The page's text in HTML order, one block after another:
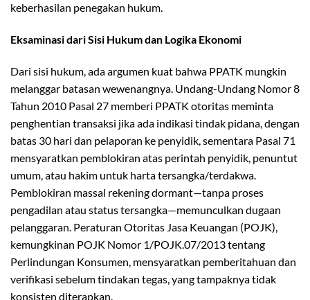
keberhasilan penegakan hukum.
Eksaminasi dari Sisi Hukum dan Logika Ekonomi
Dari sisi hukum, ada argumen kuat bahwa PPATK mungkin
melanggar batasan wewenangnya. Undang-Undang Nomor 8
Tahun 2010 Pasal 27 memberi PPATK otoritas meminta
penghentian transaksi jika ada indikasi tindak pidana, dengan
batas 30 hari dan pelaporan ke penyidik, sementara Pasal 71
mensyaratkan pemblokiran atas perintah penyidik, penuntut
umum, atau hakim untuk harta tersangka/terdakwa.
Pemblokiran massal rekening dormant—tanpa proses
pengadilan atau status tersangka—memunculkan dugaan
pelanggaran. Peraturan Otoritas Jasa Keuangan (POJK),
kemungkinan POJK Nomor 1/POJK.07/2013 tentang
Perlindungan Konsumen, mensyaratkan pemberitahuan dan
verifikasi sebelum tindakan tegas, yang tampaknya tidak
konsisten diterapkan.